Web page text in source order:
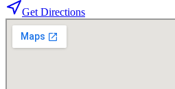
Get Directions